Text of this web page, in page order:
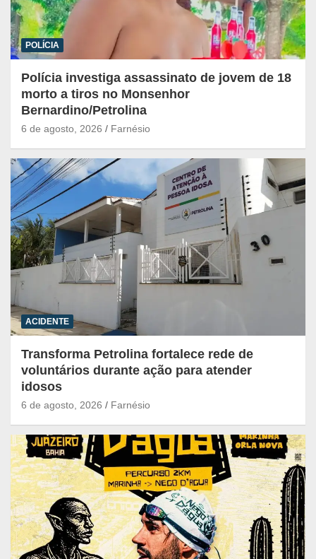
POLÍCIA
Polícia investiga assassinato de jovem de 18
morto a tiros no Monsenhor
Bernardino/Petrolina
6 de agosto, 2026 Farnésio
ACIDENTE
Transforma Petrolina fortalece rede de
voluntários durante ação para atender
idosos
6 de agosto, 2026 Farnésio